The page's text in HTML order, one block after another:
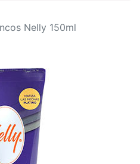
Nelly 150ml